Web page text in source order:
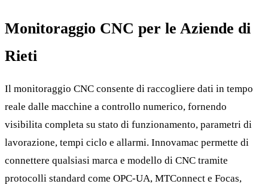
Monitoraggio CNC per le Aziende di
Rieti
Il monitoraggio CNC consente di raccogliere dati in tempo
reale dalle macchine a controllo numerico, fornendo
visibilita completa su stato di funzionamento, parametri di
lavorazione, tempi ciclo e allarmi. Innovamac permette di
connettere qualsiasi marca e modello di CNC tramite
protocolli standard come OPC-UA, MTConnect e Focas,